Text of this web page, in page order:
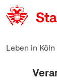
zum Inhalt
Leben in Köln